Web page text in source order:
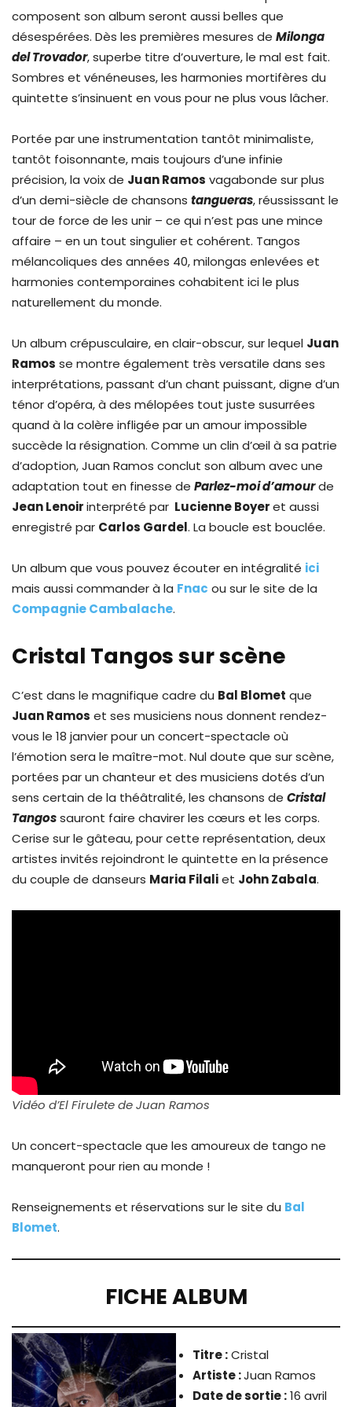
composent son album seront aussi belles que
désespérées. Dès les premières mesures de Milonga
del Trovador, superbe titre d’ouverture, le mal est fait.
Sombres et vénéneuses, les harmonies mortifères du
quintette s’insinuent en vous pour ne plus vous lâcher.
Portée par une instrumentation tantôt minimaliste,
tantôt foisonnante, mais toujours d’une infinie
précision, la voix de Juan Ramos vagabonde sur plus
d’un demi-siècle de chansons tangueras, réussissant le
tour de force de les unir – ce qui n’est pas une mince
affaire – en un tout singulier et cohérent. Tangos
mélancoliques des années 40, milongas enlevées et
harmonies contemporaines cohabitent ici le plus
naturellement du monde.
Un album crépusculaire, en clair-obscur, sur lequel Juan
Ramos se montre également très versatile dans ses
interprétations, passant d’un chant puissant, digne d’un
ténor d’opéra, à des mélopées tout juste susurrées
quand à la colère infligée par un amour impossible
succède la résignation. Comme un clin d’œil à sa patrie
d’adoption, Juan Ramos conclut son album avec une
adaptation tout en finesse de Parlez-moi d’amourde
Jean Lenoirinterprété par Lucienne Boyeret aussi
enregistré par Carlos Gardel. La boucle est bouclée.
Un album que vous pouvez écouter en intégralité ici
mais aussi commander à la Fnac ou sur le site de la
Compagnie Cambalache.
Cristal Tangos sur scène
C’est dans le magnifique cadre du Bal Blomet que
Juan Ramos et ses musiciens nous donnent rendez-
vous le 18 janvier pour un concert-spectacle où
l’émotion sera le maître-mot. Nul doute que sur scène,
portées par un chanteur et des musiciens dotés d’un
sens certain de la théâtralité, les chansons de Cristal
Tangossauront faire chavirer les cœurs et les corps.
Cerise sur le gâteau, pour cette représentation, deux
artistes invités rejoindront le quintette en la présence
du couple de danseurs Maria Filaliet John Zabala.
Vidéo d’El Firulete de Juan Ramos
Un concert-spectacle que les amoureux de tango ne
manqueront pour rien au monde !
Renseignements et réservations sur le site du Bal
Blomet.
FICHE ALBUM
Titre :Cristal
Artiste :Juan Ramos
Date de sortie :16 avril